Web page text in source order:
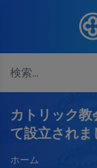
カトリック
て設立されま
ホーム